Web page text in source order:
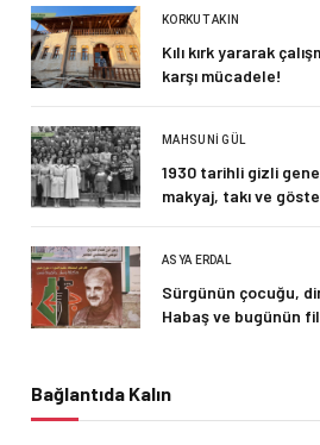
KORKUT AKIN
Kılı kırk yararak
karşı mücadele!
MAHSUNI GÜL
1930 tarihli gizli
makyaj, takı ve
ASYA ERDAL
Sürgünün çocuğu,
Habaş ve bugünün
Bağlantıda Kalın